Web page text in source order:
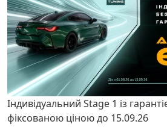
Індивідуальний Stage 1 із
фіксованою ціною до 15.09.26